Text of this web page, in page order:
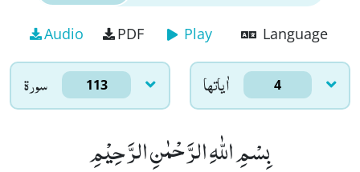
Audio PDF Play Language
سورۃ 113 اٰياتها 4
بِسْمِ اللّٰهِ الرَّحْمٰنِ الرَّحِیْمِ